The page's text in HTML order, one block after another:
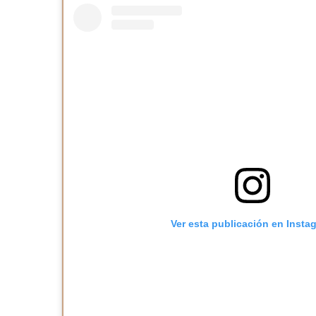
Ver esta publicación en